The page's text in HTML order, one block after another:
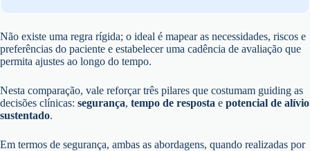
Não existe uma regra rígida; o ideal é mapear as necessidades, riscos e
preferências do paciente e estabelecer uma cadência de avaliação que
permita ajustes ao longo do tempo.
Nesta comparação, vale reforçar três pilares que costumam guiding as
decisões clínicas: segurança, tempo de resposta e potencial de alívio
sustentado.
Em termos de segurança, ambas as abordagens, quando realizadas por